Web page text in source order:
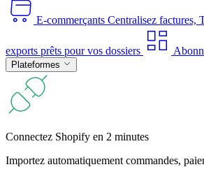
E-commerçants Centralisez factures,
exports prêts pour vos dossiers
Plateformes
Connectez Shopify en 2 minutes
Importez automatiquement commandes,